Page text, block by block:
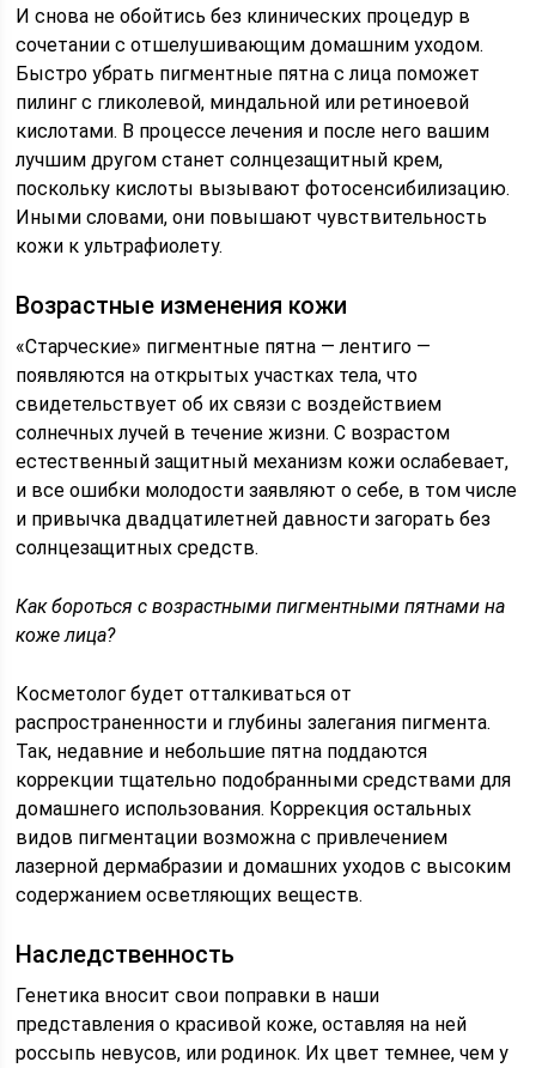
И снова не обойтись без клинических процедур в
сочетании с отшелушивающим домашним уходом.
Быстро убрать пигментные пятна с лица поможет
пилинг с гликолевой, миндальной или ретиноевой
кислотами. В процессе лечения и после него вашим
лучшим другом станет солнцезащитный крем,
поскольку кислоты вызывают фотосенсибилизацию.
Иными словами, они повышают чувствительность
кожи к ультрафиолету.
Возрастные изменения кожи
«Старческие» пигментные пятна — лентиго —
появляются на открытых участках тела, что
свидетельствует об их связи с воздействием
солнечных лучей в течение жизни. С возрастом
естественный защитный механизм кожи ослабевает,
и все ошибки молодости заявляют о себе, в том числе
и привычка двадцатилетней давности загорать без
солнцезащитных средств.
Как бороться с возрастными пигментными пятнами на
коже лица?
Косметолог будет отталкиваться от
распространенности и глубины залегания пигмента.
Так, недавние и небольшие пятна поддаются
коррекции тщательно подобранными средствами для
домашнего использования. Коррекция остальных
видов пигментации возможна с привлечением
лазерной дермабразии и домашних уходов с высоким
содержанием осветляющих веществ.
Наследственность
Генетика вносит свои поправки в наши
представления о красивой коже, оставляя на ней
россыпь невусов, или родинок. Их цвет темнее, чем у